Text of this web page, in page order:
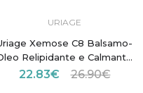
URIAGE
Xemose C8 Balsamo-
Relipidante e Calmante
Anti-Irritações 500ml
22.83€ 26.90€